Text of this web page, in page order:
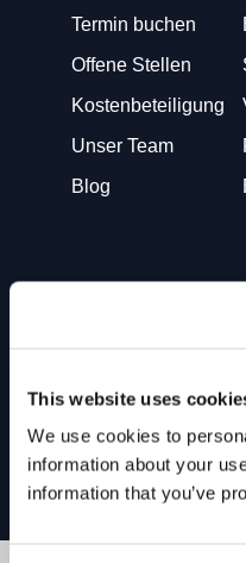
This website uses
We use cookies to
information about your
information that you’ve
Termin buchen
Offene Stellen
Kostenbeteiligung
Unser Team
Blog
We
Startups!
Nexus Group